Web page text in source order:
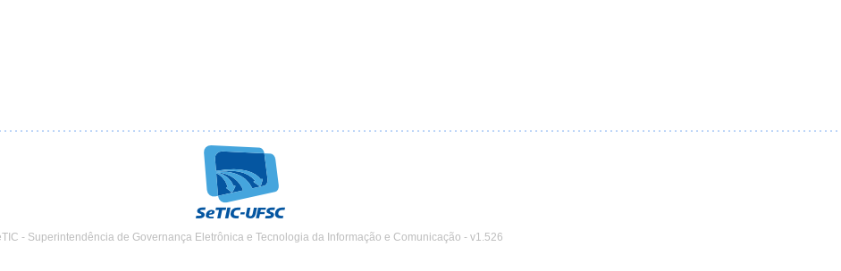
- Superintendência de Governança Eletrônica e Tecnologia da Informação e Comunicação - v1.526